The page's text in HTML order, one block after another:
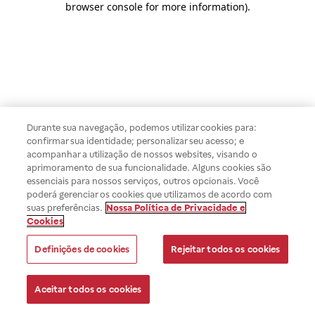
browser console for more information).
Durante sua navegação, podemos utilizar cookies para:
confirmar sua identidade; personalizar seu acesso; e
acompanhar a utilização de nossos websites, visando o
aprimoramento de sua funcionalidade. Alguns cookies são
essenciais para nossos serviços, outros opcionais. Você
poderá gerenciar os cookies que utilizamos de acordo com
suas preferências. Nossa Política de Privacidade e
Cookies
Definições de cookies Rejeitar todos os cookies
Aceitar todos os cookies